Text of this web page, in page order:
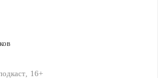
16+